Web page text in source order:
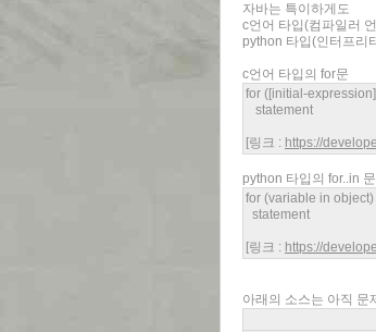
자바는 특이하게도
c언어 타입(컴파일러
python 타입(인터프리
c언어 타입의 for문
for ([initial-
statement
[링크 : https://
python 타입의 for..in 문
for (variable in object)
statement
[링크 : https://
아래의 소스는 아직 문